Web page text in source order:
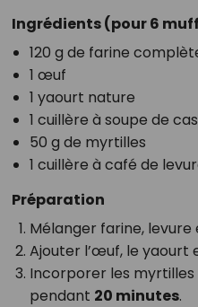
Ingrédients (pour 6
120 g de farine
1 œuf
1 yaourt nature
1 cuillère à soupe de
50 g de myrtilles
1 cuillère à café de
Préparation
Mélanger farine, levure
Ajouter l’œuf, le yaourt
Incorporer les
pendant 20 minutes.